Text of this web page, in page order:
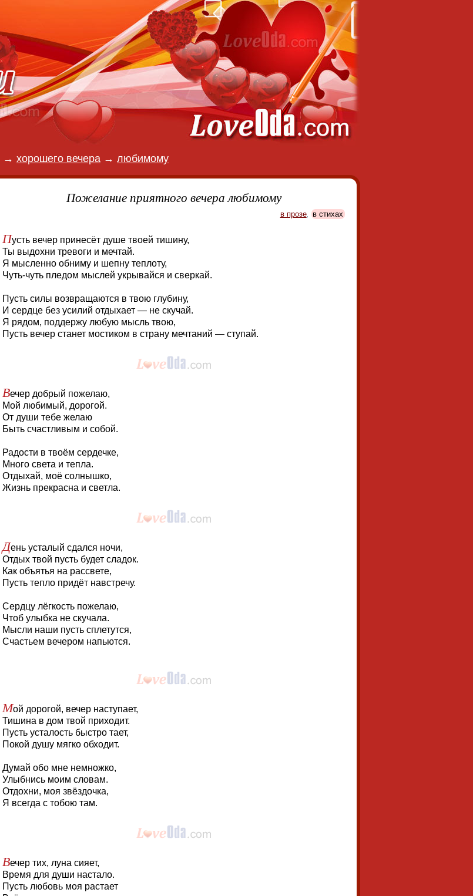
→ хорошего вечера → любимому
Пожелание приятного вечера любимому
в прозе, в стихах
Пусть вечер принесёт душе твоей тишину,
Ты выдохни тревоги и мечтай.
Я мысленно обниму и шепну теплоту,
Чуть-чуть пледом мыслей укрывайся и сверкай.
Пусть силы возвращаются в твою глубину,
И сердце без усилий отдыхает — не скучай.
Я рядом, поддержу любую мысль твою,
Пусть вечер станет мостиком в страну мечтаний — ступай.
Вечер добрый пожелаю,
Мой любимый, дорогой.
От души тебе желаю
Быть счастливым и собой.
Радости в твоём сердечке,
Много света и тепла.
Отдыхай, моё солнышко,
Жизнь прекрасна и светла.
День усталый сдался ночи,
Отдых твой пусть будет сладок.
Как объятья на рассвете,
Пусть тепло придёт навстречу.
Сердцу лёгкость пожелаю,
Чтоб улыбка не скучала.
Мысли наши пусть сплетутся,
Счастьем вечером напьются.
Мой дорогой, вечер наступает,
Тишина в дом твой приходит.
Пусть усталость быстро тает,
Покой душу мягко обходит.
Думай обо мне немножко,
Улыбнись моим словам.
Отдохни, моя звёздочка,
Я всегда с тобою там.
Вечер тих, луна сияет,
Время для души настало.
Пусть любовь моя растает